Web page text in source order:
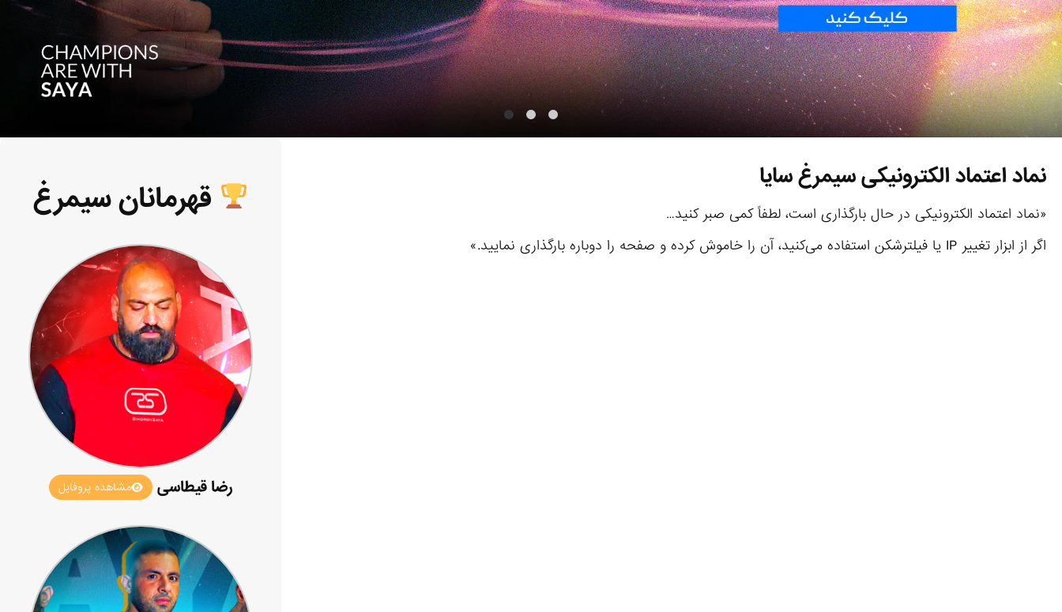
نماد اعتماد الکترونیکی سیمرغ سایا
«نماد اعتماد الکترونیکی در حال بارگذاری است، لطفاً کمی صبر کنید…
اگر از ابزار تغییر IP یا فیلترشکن استفاده می‌کنید، آن را خاموش کرده و صفحه را دوباره بارگذاری نمایید.»
قهرمانان سیمرغ
رضا قیطاسی مشاهده پروفایل